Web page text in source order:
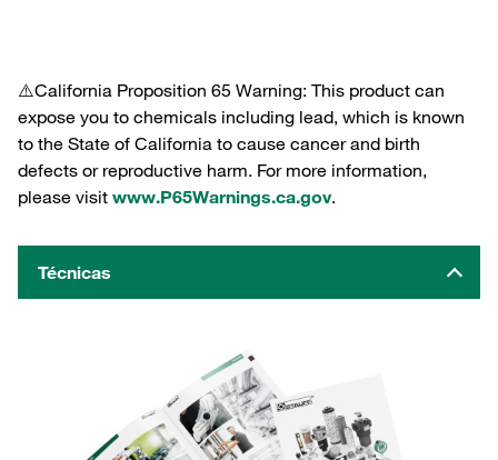
⚠️California Proposition 65 Warning: This product can
expose you to chemicals including lead, which is known
to the State of California to cause cancer and birth
defects or reproductive harm. For more information,
please visit www.P65Warnings.ca.gov.
Técnicas